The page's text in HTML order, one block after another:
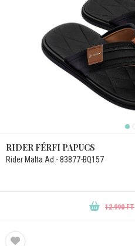
RIDER FÉRFI PAPUCS
Rider Malta Ad - 83877-BQ157
12.990 FT